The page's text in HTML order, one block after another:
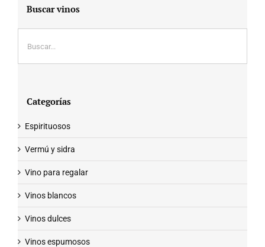
Buscar vinos
Categorías
Espirituosos
Vermú y sidra
Vino para regalar
Vinos blancos
Vinos dulces
Vinos espumosos